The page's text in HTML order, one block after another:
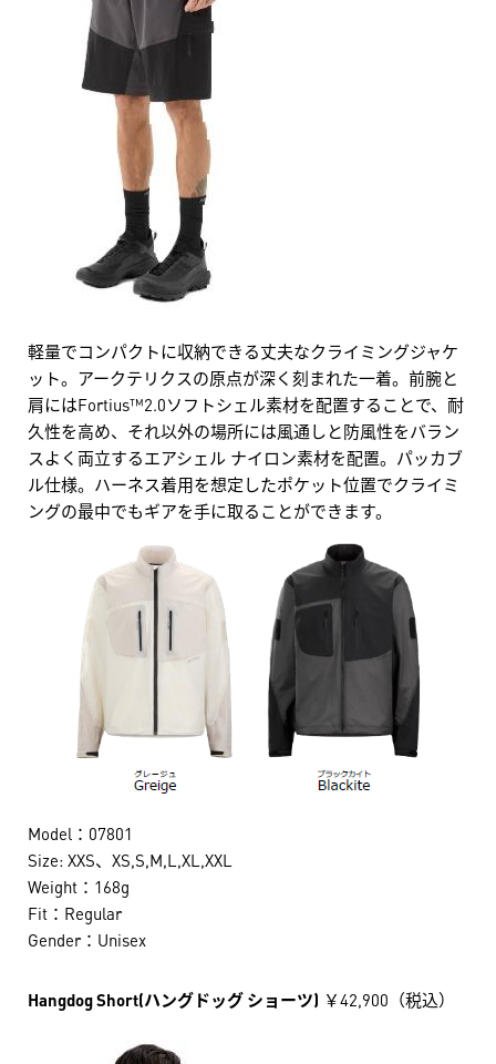
軽量でコンパクトに収納できる丈夫なクライミングジャケ
ット。アークテリクスの原点が深く刻まれた一着。前腕と
肩にはFortius™2.0ソフトシェル素材を配置することで、耐
久性を高め、それ以外の場所には風通しと防風性をバラン
スよく両立するエアシェル ナイロン素材を配置。パッカブ
ル仕様。ハーネス着用を想定したポケット位置でクライミ
ングの最中でもギアを手に取ることができます。
Model：07801
Size: XXS、XS,S,M,L,XL,XXL
Weight：168g
Fit：Regular
Gender：Unisex
Hangdog Short(ハングドッグ ショーツ) ￥42,900（税込）